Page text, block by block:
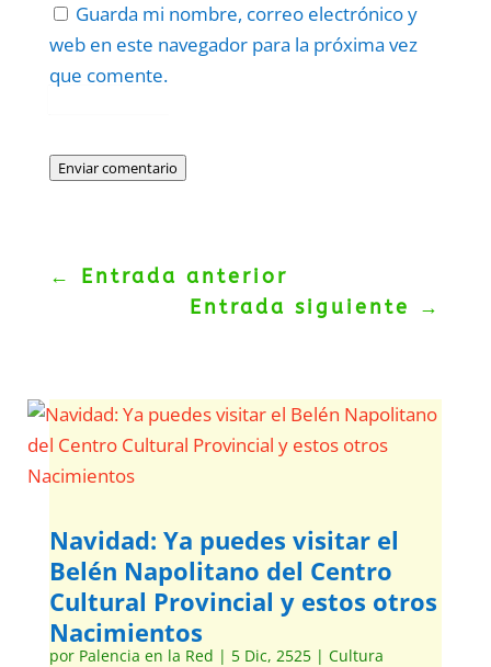
Guarda mi nombre, correo electrónico y
web en este navegador para la próxima vez
que comente.
Enviar comentario
← Entrada anterior
Entrada siguiente
→
Navidad: Ya puedes visitar el
Belén Napolitano del Centro
Cultural Provincial y estos otros
Nacimientos
por Palencia en la Red | 5 Dic, 2525| Cultura